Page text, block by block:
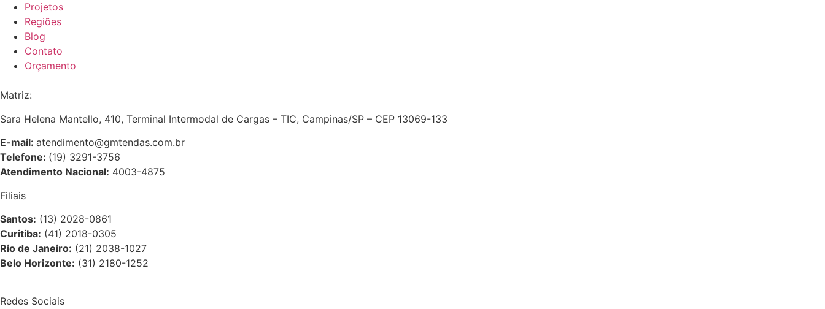
Projetos
Regiões
Blog
Contato
Orçamento
Matriz:
Sara Helena Mantello, 410, Terminal Intermodal de Cargas – TIC, Campinas/SP – CEP 13069-133
E-mail: atendimento@gmtendas.com.br
Telefone: (19) 3291-3756
Atendimento Nacional: 4003-4875
Filiais
Santos: (13) 2028-0861
Curitiba: (41) 2018-0305
Rio de Janeiro: (21) 2038-1027
Belo Horizonte: (31) 2180-1252
Redes Sociais